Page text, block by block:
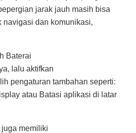
jarak jauh masih bisa
navigasi dan komunikasi,
Baterai
lalu aktifkan
pengaturan tambahan seperti:
atau Batasi aplikasi di latar
memiliki